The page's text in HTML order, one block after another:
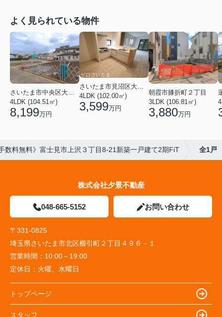
よく見られている物件
さいたま市中央区大戸３丁目
4LDK (104.51㎡)
8,199万円
さいたま市見沼区大字蓮沼
4LDK (102.00㎡)
3,599万円
朝霞市膝折町２丁目
3LDK (106.81㎡)
3,880万円
数料無料》富士見市上沢３丁目8-21新築一戸建て2期FiT 全1戸
株式会社夕景不動産
048-665-5152 お問い合わせ
〒331-0825
埼玉県さいたま市北区櫛引町２丁目４９６－１
営業時間： 10:00～19:00
定休日： 火曜、水曜日
トップページ
スタッフ